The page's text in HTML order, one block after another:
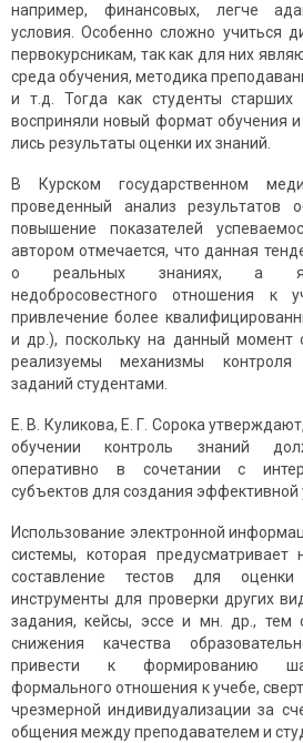
например, финансовых, легче
условия. Особенно сложно учиться
первокурсникам, так как для них
среда обучения, методика
и т.д. Тогда как студенты старших
восприняли новый формат обучения
лись результаты оценки их знаний.
В Курском государственном
проведенный анализ результатов
повышение показателей
автором отмечается, что данная
о реальных знаниях, а
недобросовестного отношения к
привлечение более
и др.), поскольку на данный момент
реализуемы механизмы контроля
заданий студентами.
Е. В. Куликова, Е. Г. Сорока
обучении контроль знаний
оперативно в сочетании с
субъектов для создания эффективной
Использование электронной
системы, которая предусматривает
составление тестов для
инструменты для проверки других
зада­ния, кейсы, эссе и мн. др.,
снижения качества
привести к формированию
формального отношения к учебе,
чрезмерной индивидуализации за
общения между преподавателем и